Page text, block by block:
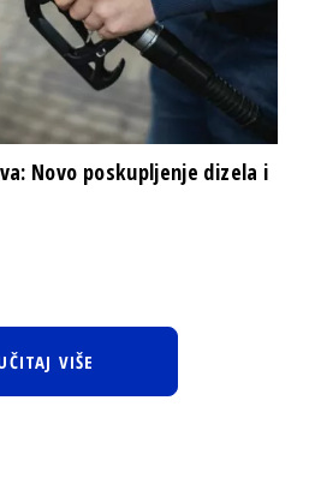
Novo poskupljenje dizela i
VIŠE